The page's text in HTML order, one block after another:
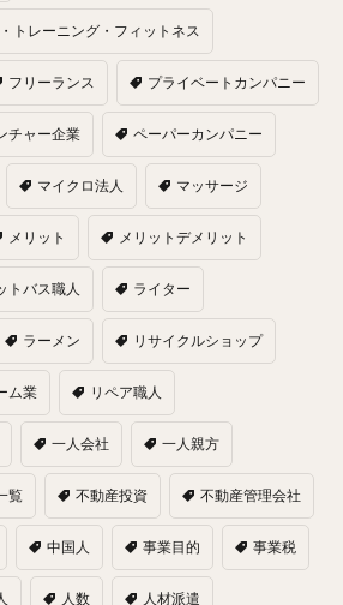
トレーニング・フィットネス
フリーランス プライベートカンパニー
チャー企業 ペーパーカンパニー
マイクロ法人 マッサージ
メリット メリットデメリット
トバス職人 ライター
ラーメン リサイクルショップ
ム業 リペア職人
一人会社 一人親方
覧 不動産投資 不動産管理会社
中国人 事業目的 事業税
人数 人材派遣